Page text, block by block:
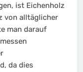
ist Eichenholz
von alltäglicher
man darauf
da dies